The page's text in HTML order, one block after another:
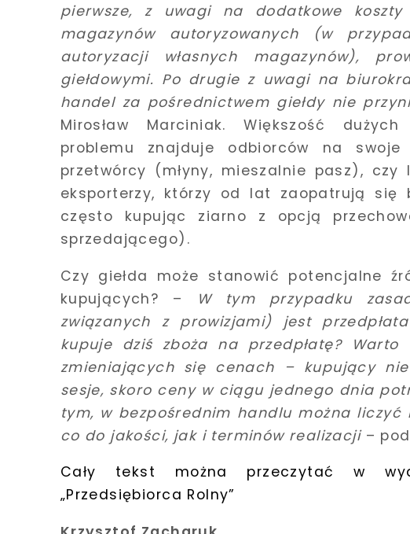
pierwsze, z uwagi na dodatkowe
magazynów autoryzowanych (w
autoryzacji własnych magazynów),
giełdowymi. Po drugie z uwagi na
handel za pośrednictwem giełdy nie
Mirosław Marciniak. Większość
problemu znajduje odbiorców na
przetwórcy (młyny, mieszalnie pasz),
eksporterzy, którzy od lat zaopatrują się
często kupując ziarno z opcją
sprzedającego).
Czy giełda może stanowić potencjalne
kupujących? –
W tym przypadku
związanych z prowizjami) jest
kupuje dziś zboża na przedpłatę?
zmieniających się cenach – kupujący
sesje, skoro ceny w ciągu jednego dnia
tym, w bezpośrednim handlu można liczyć
co do jakości, jak i terminów realizacji –
Cały tekst można przeczytać w
„Przedsiębiorca Rolny”